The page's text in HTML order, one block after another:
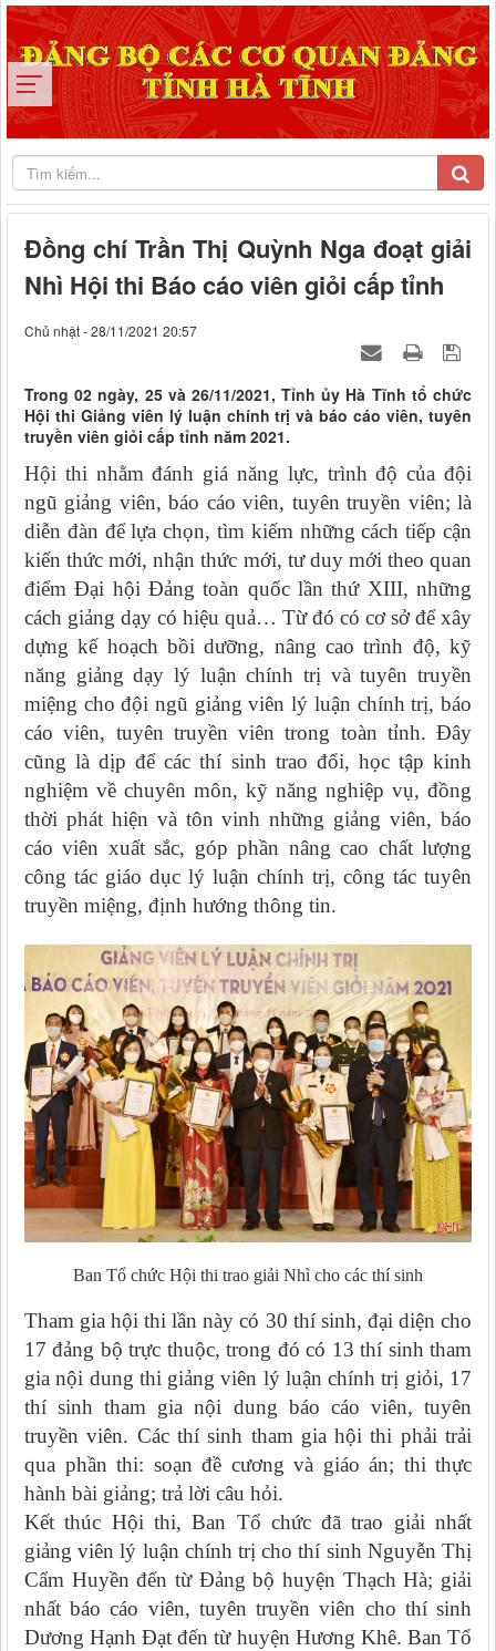
Đồng chí Trần Thị Quỳnh Nga đoạt giải
Nhì Hội thi Báo cáo viên giỏi cấp tỉnh
Chủ nhật - 28/11/2021 20:57
Trong 02 ngày, 25 và 26/11/2021, Tỉnh ủy Hà Tĩnh tổ chức
Hội thi Giảng viên lý luận chính trị và báo cáo viên, tuyên
truyền viên giỏi cấp tỉnh năm 2021.
Hội thi nhằm đánh giá năng lực, trình độ của đội
ngũ giảng viên, báo cáo viên, tuyên truyền viên; là
diễn đàn để lựa chọn, tìm kiếm những cách tiếp cận
kiến thức mới, nhận thức mới, tư duy mới theo quan
điểm Đại hội Đảng toàn quốc lần thứ XIII, những
cách giảng dạy có hiệu quả… Từ đó có cơ sở để xây
dựng kế hoạch bồi dưỡng, nâng cao trình độ, kỹ
năng giảng dạy lý luận chính trị và tuyên truyền
miệng cho đội ngũ giảng viên lý luận chính trị, báo
cáo viên, tuyên truyền viên trong toàn tỉnh. Đây
cũnglà dịp để các thí sinh trao đổi, học tập kinh
nghiệm về chuyên môn, kỹ năng nghiệp vụ, đồng
thời phát hiện và tôn vinh những giảng viên, báo
cáo viên xuất sắc, góp phần nâng cao chất lượng
công tác giáo dục lý luận chính trị, công tác tuyên
truyền miệng, định hướng thông tin.
Ban Tổ chức Hội thi trao giải Nhì cho các thí sinh
Tham gia hội thi lần này có 30 thí sinh, đại diện cho
17 đảng bộ trực thuộc, trong đó có 13 thí sinh tham
gia nội dung thi giảng viên lý luận chính trị giỏi, 17
thí sinh tham gia nội dung báo cáo viên, tuyên
truyền viên. Các thí sinh tham gia hội thi phải trải
qua phần thi: soạn đề cương và giáo án; thi thực
hành bài giảng; trả lời câu hỏi.
Kết thúc Hội thi, Ban Tổ chức đã trao giải nhất
giảng viên lý luận chính trị cho thí sinh Nguyễn Thị
Cẩm Huyền đến từ Đảng bộ huyện Thạch Hà; giải
nhất báo cáo viên, tuyên truyền viên cho thí sinh
Dương Hạnh Đạt đến từ huyện Hương Khê. Ban Tổ